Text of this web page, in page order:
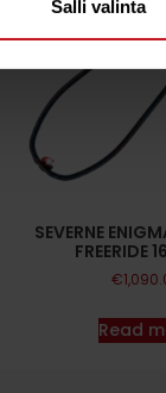
Salli valinta
SEVERNE
FREERIDE
€
Read